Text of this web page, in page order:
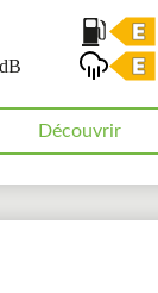
Découvrir